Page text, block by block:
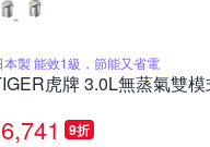
本製 能效1級，節能又省電
虎牌 3.0L無蒸氣雙
6,741 9折